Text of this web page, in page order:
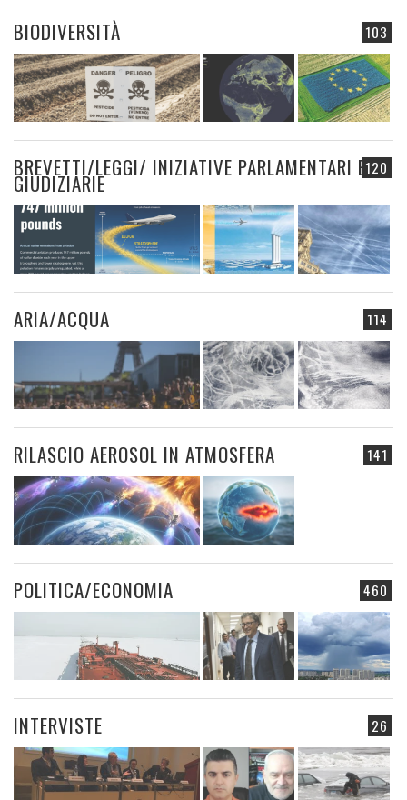
103
BIODIVERSITÀ
120
BREVETTI/LEGGI/ INIZIATIVE PARLAMENTARI E
GIUDIZIARIE
114
ARIA/ACQUA
141
RILASCIO AEROSOL IN ATMOSFERA
460
POLITICA/ECONOMIA
26
INTERVISTE